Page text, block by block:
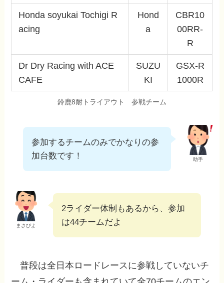
Honda soyukai Tochigi R
acing
Hond
a
CBR10
00RR-
R
Dr Dry Racing with ACE
CAFE
SUZU
KI
GSX-R
1000R
鈴鹿8耐トライアウト 参戦チーム
助手
参加するチームのみでかなりの参
加台数です！
まさぴよ
2ライダー体制もあるから、参加
は44チームだよ
普段は全日本ロードレースに参戦していないチ